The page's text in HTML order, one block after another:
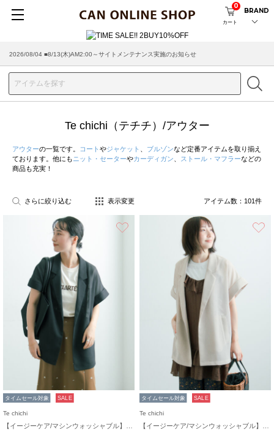
カート
0
BRAND
2026/08/04 ■8/13(木)AM2:00～サイトメンテナンス実施のお知らせ
2026/07/29 ■【お知らせ】ヤマト運輸の配送遅延・停止について
Te chichi（テチチ）/アウター
アウターの一覧です。 コート やジャケット ブルゾンなど定番アイテムを取り揃え
ております。他にも ニット・セーターやカーディガン ストール・マフラーなどの
商品も充実！
さらに絞り込む 表示変更 アイテム数： 101件
タイムセール対象 SALE
Te chichi
タイムセール対象 SALE
Te chichi